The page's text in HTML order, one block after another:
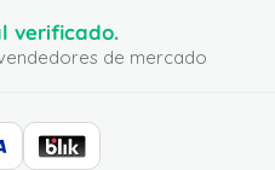
verificado.
de mercado